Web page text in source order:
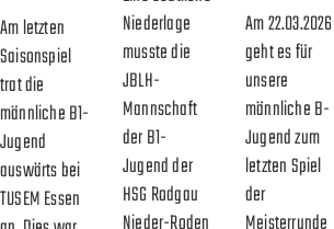
Am letzten
Saisonspiel
trat die
männliche B1-
Jugend
auswärts bei
TUSEM Essen
Niederlage
musste die
JBLH-
Mannschaft
der B1-
Jugend der
HSG Rodgau
Am 22.03.2026
geht es für
unsere
männliche B-
Jugend zum
letzten Spiel
der